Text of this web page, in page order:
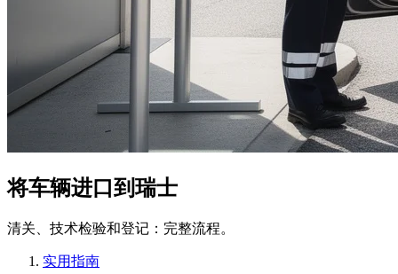
将车辆进口到瑞士
清关、技术检验和登记：完整流程。
实用指南